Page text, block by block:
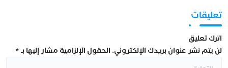
تعليقات
اترك تعليق
لن يتم نشر عنوان بريدك الإلكتروني. الحقول الإلزامية مشار إليها بـ*